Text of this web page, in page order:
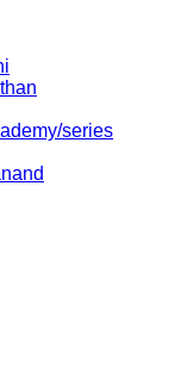
series